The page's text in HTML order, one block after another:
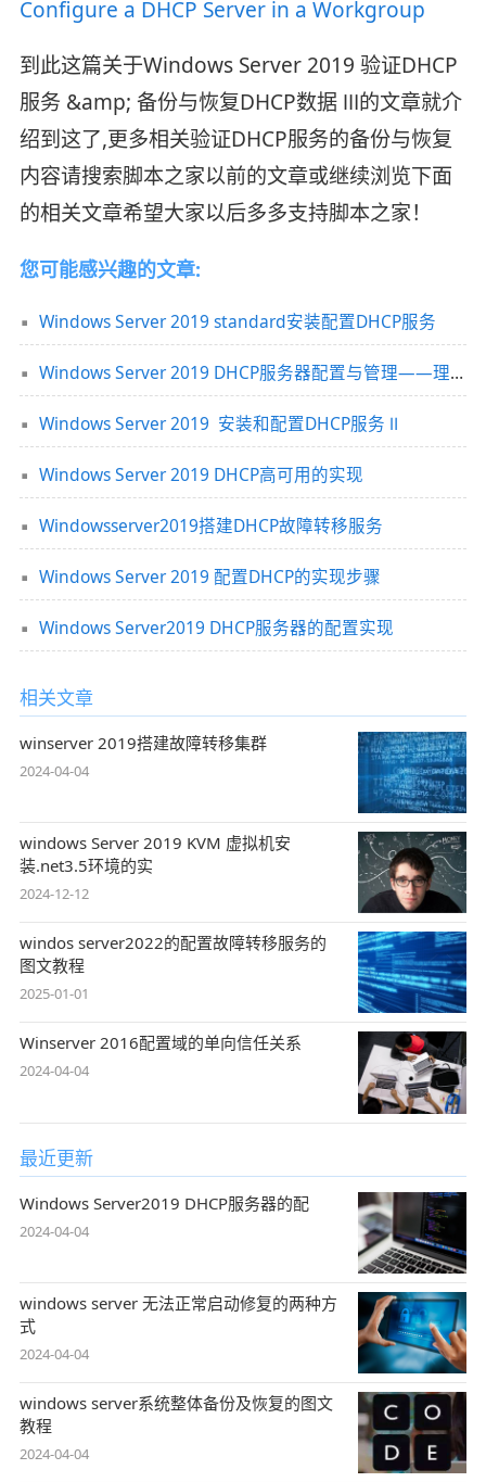
Configure a DHCP Server in a Workgroup
到此这篇关于Windows Server 2019 验证DHCP
服务 &amp; 备份与恢复DHCP数据 Ⅲ的文章就介
绍到这了,更多相关验证DHCP服务的备份与恢复
内容请搜索脚本之家以前的文章或继续浏览下面
的相关文章希望大家以后多多支持脚本之家！
您可能感兴趣的文章:
Windows Server 2019 standard安装配置DHCP服务
Windows Server 2019 DHCP服务器配置与管理——理论 Ⅰ
Windows Server 2019 安装和配置DHCP服务 Ⅱ
Windows Server 2019 DHCP高可用的实现
Windowsserver2019搭建DHCP故障转移服务
Windows Server 2019 配置DHCP的实现步骤
Windows Server2019 DHCP服务器的配置实现
相关文章
winserver 2019搭建故障转移集群
2024-04-04
windows Server 2019 KVM 虚拟机安
装.net3.5环境的实
2024-12-12
windos server2022的配置故障转移服务的
图文教程
2025-01-01
Winserver 2016配置域的单向信任关系
2024-04-04
最近更新
Windows Server2019 DHCP服务器的配
2024-04-04
windows server 无法正常启动修复的两种方
式
2024-04-04
windows server系统整体备份及恢复的图文
教程
2024-04-04